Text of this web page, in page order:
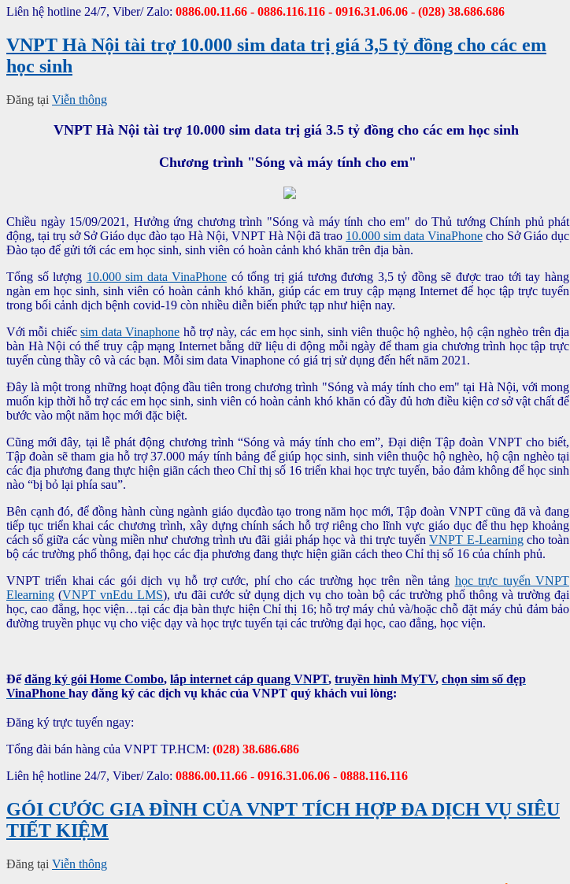
Liên hệ hotline 24/7, Viber/ Zalo: 0886.00.11.66 - 0886.116.116 - 0916.31.06.06 - (028) 38.686.686
VNPT Hà Nội tài trợ 10.000 sim data trị giá 3,5 tỷ đồng cho các em
học sinh
Đăng tại Viễn thông
VNPT Hà Nội tài trợ 10.000 sim data trị giá 3.5 tỷ đồng cho các em học sinh
Chương trình "Sóng và máy tính cho em"
Chiều ngày 15/09/2021, Hưởng ứng chương trình "Sóng và máy tính cho em" do Thủ tướng Chính phủ phát
động, tại trụ sở Sở Giáo dục đào tạo Hà Nội, VNPT Hà Nội đã trao 10.000 sim data VinaPhone cho Sở Giáo dục
Đào tạo để gửi tới các em học sinh, sinh viên có hoàn cảnh khó khăn trên địa bàn.
Tổng số lượng 10.000 sim data VinaPhone có tổng trị giá tương đương 3,5 tỷ đồng sẽ được trao tới tay hàng
ngàn em học sinh, sinh viên có hoàn cảnh khó khăn, giúp các em truy cập mạng Internet để học tập trực tuyến
trong bối cảnh dịch bệnh covid-19 còn nhiều diễn biến phức tạp như hiện nay.
Với mỗi chiếcsim data Vinaphone hỗ trợ này, các em học sinh, sinh viên thuộc hộ nghèo, hộ cận nghèo trên địa
bàn Hà Nội có thế truy cập mạng Internet bằng dữ liệu di động mỗi ngày để tham gia chương trình học tập trực
tuyến cùng thầy cô và các bạn. Mỗi sim data Vinaphone có giá trị sử dụng đến hết năm 2021.
Đây là một trong những hoạt động đầu tiên trong chương trình "Sóng và máy tính cho em" tại Hà Nội, với mong
muốn kịp thời hỗ trợ các em học sinh, sinh viên có hoàn cảnh khó khăn có đầy đủ hơn điều kiện cơ sở vật chất để
bước vào một năm học mới đặc biệt.
Cũng mới đây, tại lễ phát động chương trình “Sóng và máy tính cho em”, Đại diện Tập đoàn VNPT cho biết,
Tập đoàn sẽ tham gia hỗ trợ 37.000 máy tính bảng để giúp học sinh, sinh viên thuộc hộ nghèo, hộ cận nghèo tại
các địa phương đang thực hiện giãn cách theo Chỉ thị số 16 triển khai học trực tuyến, bảo đảm không để học sinh
nào “bị bỏ lại phía sau”.
Bên cạnh đó, để đồng hành cùng ngành giáo dụcđào tạo trong năm học mới, Tập đoàn VNPT cũng đã và đang
tiếp tục triển khai các chương trình, xây dựng chính sách hỗ trợ riêng cho lĩnh vực giáo dục để thu hẹp khoảng
cách số giữa các vùng miền như chương trình ưu đãi giải pháp học và thi trực tuyếnVNPT E-Learningcho toàn
bộ các trường phổ thông, đại học các địa phương đang thực hiện giãn cách theo Chỉ thị số 16 của chính phủ.
VNPT triển khai các gói dịch vụ hỗ trợ cước, phí cho các trường học trên nền tảng học trực tuyến VNPT
Elearning (VNPT vnEdu LMS), ưu đãi cước sử dụng dịch vụ cho toàn bộ các trường phổ thông và trường đại
học, cao đẳng, học viện…tại các địa bàn thực hiện Chỉ thị 16; hỗ trợ máy chủ và/hoặc chỗ đặt máy chủ đảm bảo
đường truyền phục vụ cho việc dạy và học trực tuyến tại các trường đại học, cao đẳng, học viện.
Đểđăng ký gói Home Combo, lắp internet cáp quang VNPT, truyền hình MyTV, chọn sim số đẹp
VinaPhone hay đăng ký các dịch vụ khác của VNPT quý khách vui lòng:
Đăng ký trực tuyến ngay:
Tổng đài bán hàng của VNPT TP.HCM: (028) 38.686.686
Liên hệ hotline 24/7, Viber/ Zalo: 0886.00.11.66 - 0916.31.06.06 - 0888.116.116
GÓI CƯỚC GIA ĐÌNH CỦA VNPT TÍCH HỢP ĐA DỊCH VỤ SIÊU
TIẾT KIỆM
Đăng tại Viễn thông